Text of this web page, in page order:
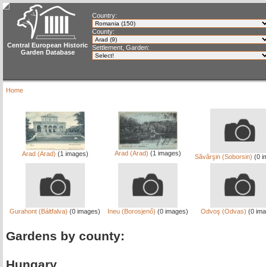
Central European Historic
Garden Database
Country:
County:
Settlement, Garden:
Home
Arad (Arad) (1 images) Arad (Arad) (1 images) Săvârşin (Soborsin) (0
Gurahont (Báltfalva) (0 images) Ineu (Borosjenő) (0 images) Odvoş (Odvas) (0
Gardens by county: